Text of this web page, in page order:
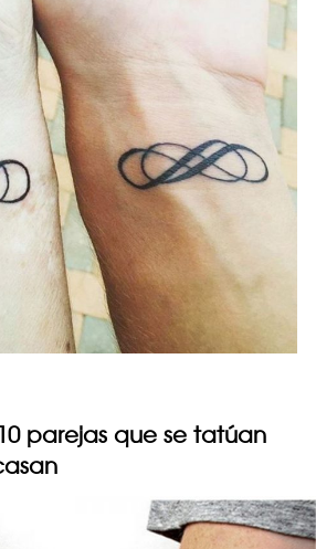
parejas que se tatúan